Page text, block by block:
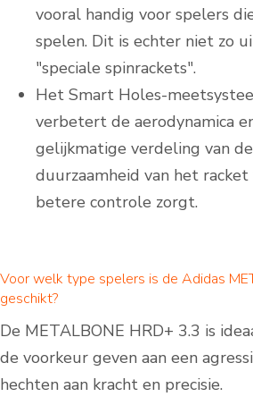
vooral handig voor spelers
spelen. Dit is echter niet zo
"speciale spinrackets".
Het Smart Holes-
verbetert de aerodynamica
gelijkmatige verdeling van
duurzaamheid van het
betere controle zorgt.
Voor welk type spelers is de Adidas
geschikt?
De METALBONE HRD+ 3.3 is
de voorkeur geven aan een
hechten aan kracht en precisie.